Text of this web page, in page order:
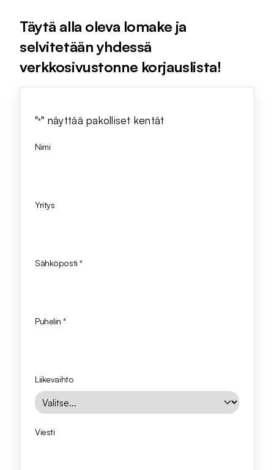
Täytä alla oleva lomake ja
selvitetään yhdessä
verkkosivustonne korjauslista!
"*" näyttää pakolliset kentät
Nimi
Yritys
Sähköposti *
Puhelin *
Liikevaihto
Viesti